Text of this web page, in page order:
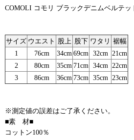
COMOLI コモリ ブラックデニムベルテッ
サイズ ウエスト 股上 股下 ワタリ 裾幅
1
76cm 34cm 69cm 32cm
21cm
2
80cm 35cm 71cm 34cm
22cm
3
86cm 36cm 73cm 35cm 23cm
※測定値の誤差はご了承ください。
■素 材■
コットン100％